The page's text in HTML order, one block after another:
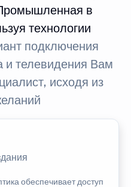
в
технологии
подключения
и телевидения Вам
исходя из
обеспечивает доступ